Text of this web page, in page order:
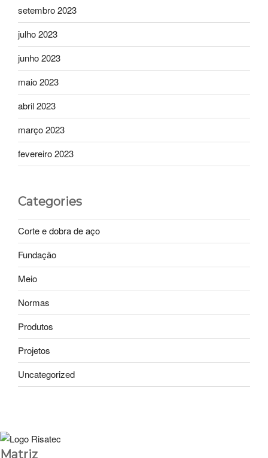
setembro 2023
julho 2023
junho 2023
maio 2023
abril 2023
março 2023
fevereiro 2023
Categories
Corte e dobra de aço
Fundação
Meio
Normas
Produtos
Projetos
Uncategorized
Matriz